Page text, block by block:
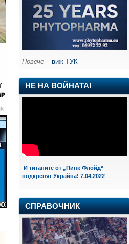
Повече – виж ТУК
НЕ НА ВОЙНАТА!
И титаните от „Пинк Флойд“
подкрепят Украйна! 7.04.2022
СПРАВОЧНИК